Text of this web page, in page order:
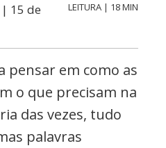
| 15 de
LEITURA | 18 MIN
pensar em como as
o que precisam na
das vezes, tudo
palavras